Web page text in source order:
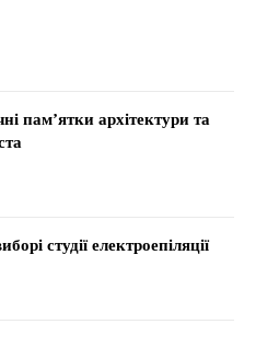
пам’ятки архітектури та
студії електроепіляції